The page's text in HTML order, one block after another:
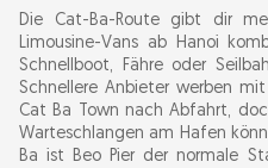
Die Cat-Ba-Route gibt dir
Limousine-Vans ab Hanoi
Schnellboot, Fähre oder
Schnellere Anbieter werben
Cat Ba Town nach Abfahrt,
Warteschlangen am Hafen
Ba ist Beo Pier der normale